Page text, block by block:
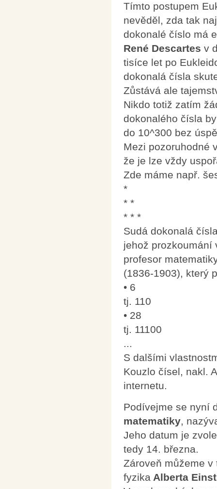
Tímto postupem
nevěděl, zda tak
dokonalé číslo má
René Descartes v
tisíce let po
dokonalá čísla
Zůstává ale
Nikdo totiž zatím
dokonalého čísla
do 10^300 bez
Mezi pozoruhodné
že je lze vždy
Zde máme např.
*
* *
* * *
Sudá dokonalá
jehož prozkoumání
profesor
(1836-1903), který
• 6
tj. 110
• 28
tj. 11100
...
S dalšími
Kouzlo čísel, nakl.
internetu.
Podívejme se nyní
matematiky,
Jeho datum je
tedy 14. března.
Zároveň můžeme
fyzika Alberta